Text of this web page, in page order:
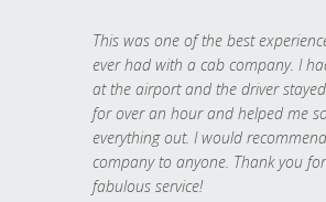
This was one of the best
ever had with a cab company. I
at the airport and the driver
for over an hour and helped me
everything out. I would
company to anyone. Thank you
fabulous service!